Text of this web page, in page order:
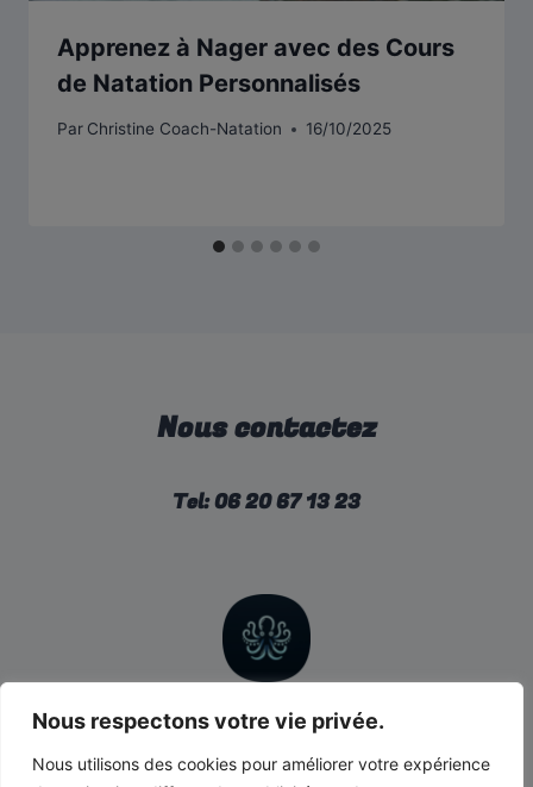
Nous respectons votre vie privée.
Nous utilisons des cookies pour améliorer votre expérience
Apprenez à Nager avec des Cours
de Natation Personnalisés
Par Christine Coach-Natation 16/10/2025
Nous contactez
Tel: 06 20 67 13 23
© 2026 Coach-Natation.fr
CGV ET Mentions légales